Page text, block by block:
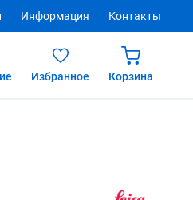
Информация Контакты
Избранное Корзина